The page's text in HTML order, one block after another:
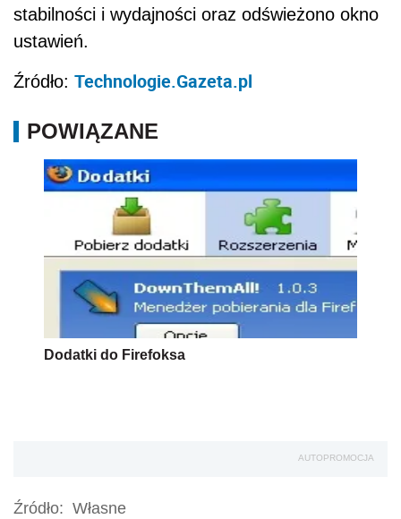
stabilności i wydajności oraz odświeżono okno
ustawień.
Źródło: Technologie.Gazeta.pl
POWIĄZANE
Dodatki do Firefoksa
AUTOPROMOCJA
Źródło: Własne